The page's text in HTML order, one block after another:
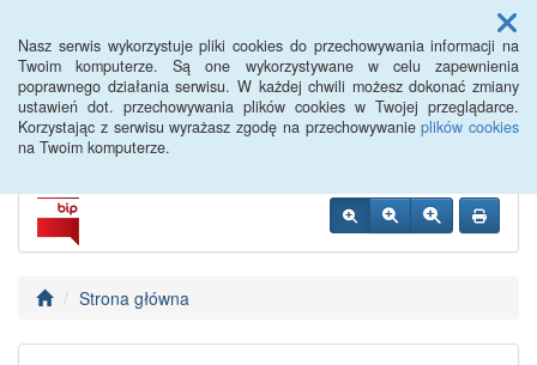
Nasz serwis wykorzystuje pliki cookies do przechowywania informacji na
Twoim komputerze. Są one wykorzystywane w celu zapewnienia
poprawnego działania serwisu. W każdej chwili możesz dokonać zmiany
ustawień dot. przechowywania plików cookies w Twojej przeglądarce.
Korzystając z serwisu wyrażasz zgodę na przechowywanieplików cookies
na Twoim komputerze.
Menu
PUP Góra
Strona główna